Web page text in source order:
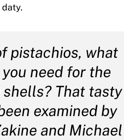
pistachios, what
need for the
That tasty
examined by
and Michael